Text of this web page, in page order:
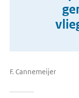
F. Cannemeijer